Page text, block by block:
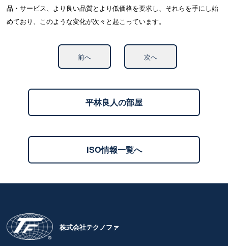
品・サービス、より良い品質とより低価格を要求し、それらを手にし始
めており、このような変化が次々と起こっています。
前へ 次へ
平林良人の部屋
ISO情報一覧へ
株式会社テクノファ